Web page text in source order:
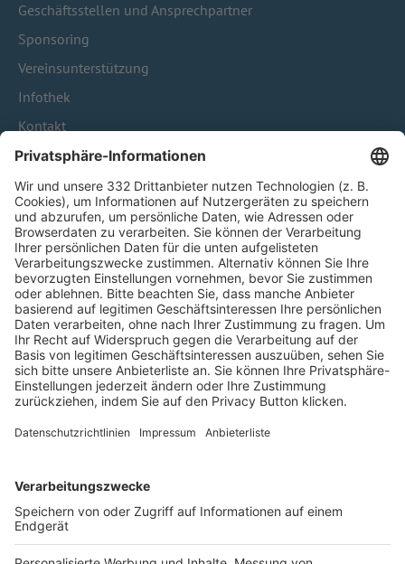
Geschäftsstellen und Ansprechpartner
Sponsoring
Vereinsunterstützung
Infothek
Kontakt
HÄUFIG BESUCHTE SEITEN
Pässe und Vereinswechsel
Trainerausbildung
Schulungsangebot Vereinsmitarbeiter
BFV-Geschäftsstellen
Trainerbörse
Login SpielPlus
FOLGE DEM BFV
TOP-VEREINE